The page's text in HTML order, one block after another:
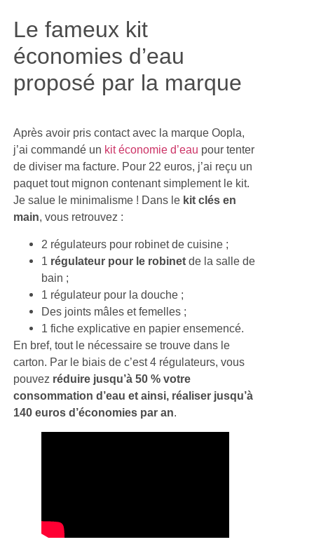
Le fameux kit
économies d’eau
proposé par la marque
Après avoir pris contact avec la marque Oopla,
j’ai commandé un kit économie d’eau pour tenter
de diviser ma facture. Pour 22 euros, j’ai reçu un
paquet tout mignon contenant simplement le kit.
Je salue le minimalisme ! Dans le kit clés en
main, vous retrouvez :
2 régulateurs pour robinet de cuisine ;
1 régulateur pour le robinetde la salle de
bain ;
1 régulateur pour la douche ;
Des joints mâles et femelles ;
1 fiche explicative en papier ensemencé.
En bref, tout le nécessaire se trouve dans le
carton. Par le biais de c’est 4 régulateurs, vous
pouvez réduire jusqu’à 50 % votre
consommation d’eau et ainsi, réaliser jusqu’à
140 euros d’économies par an.